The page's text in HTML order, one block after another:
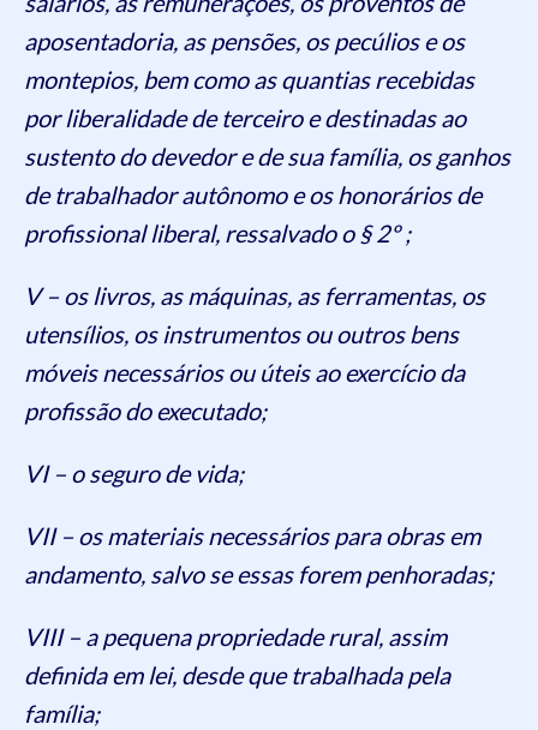
aposentadoria, as pensões, os pecúlios e os
montepios, bem como as quantias recebidas
por liberalidade de terceiro e destinadas ao
sustento do devedor e de sua família, os ganhos
de trabalhador autônomo e os honorários de
profissional liberal, ressalvado o § 2º ;
V – os livros, as máquinas, as ferramentas, os
utensílios, os instrumentos ou outros bens
móveis necessários ou úteis ao exercício da
profissão do executado;
VI – o seguro de vida;
VII – os materiais necessários para obras em
andamento, salvo se essas forem penhoradas;
VIII – a pequena propriedade rural, assim
definida em lei, desde que trabalhada pela
família;